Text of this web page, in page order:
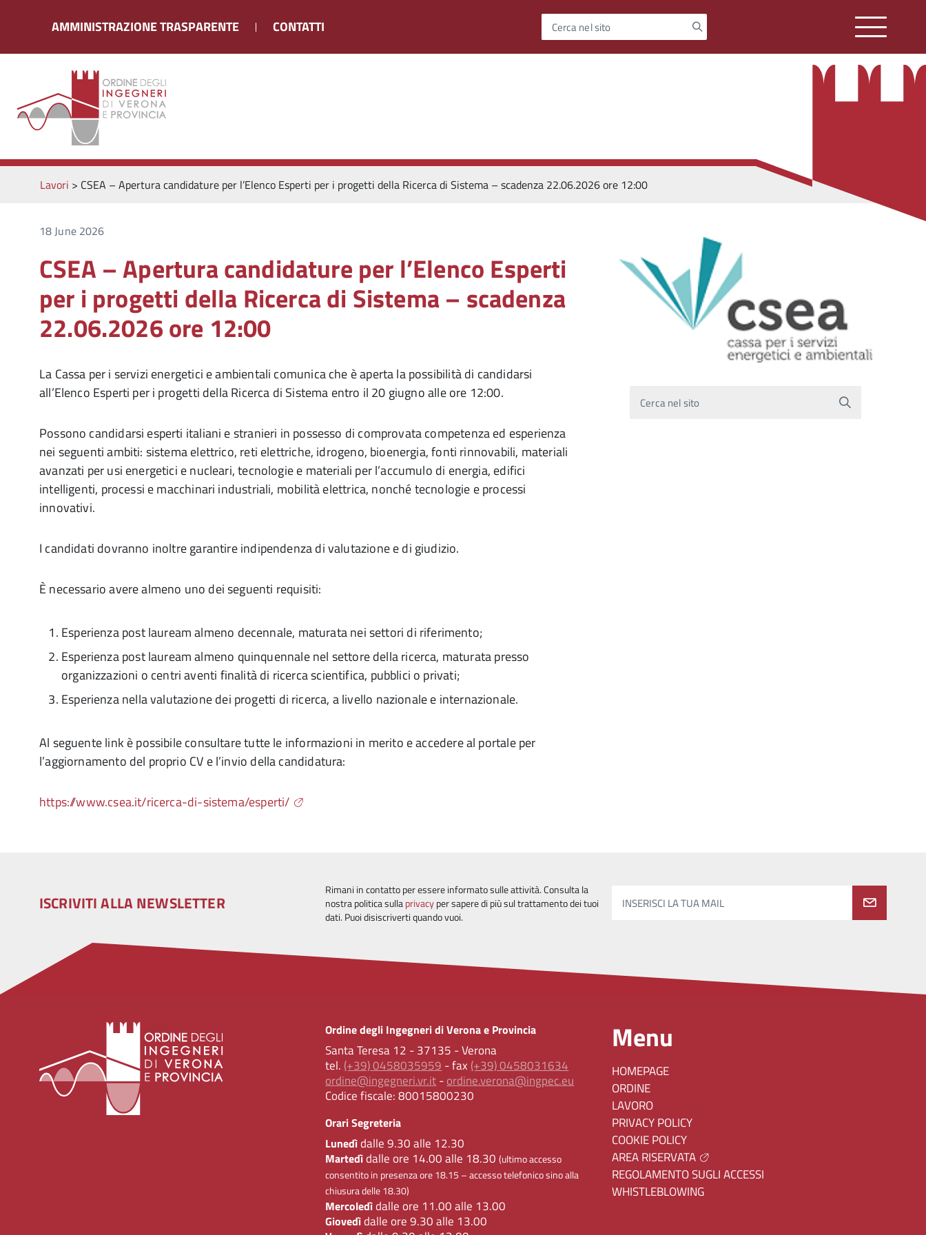
AMMINISTRAZIONE TRASPARENTE CONTATTI Cerca nel sito
Lavori > CSEA – Apertura candidature per l’Elenco Esperti per i progetti della Ricerca di Sistema – scadenza 22.06.2026 ore 12:00
18 June 2026
CSEA – Apertura candidature per l’Elenco Esperti
per i progetti della Ricerca di Sistema – scadenza
22.06.2026 ore 12:00
La Cassa per i servizi energetici e ambientali comunica che è aperta la possibilità di candidarsi
all’Elenco Esperti per i progetti della Ricerca di Sistema entro il 20 giugno alle ore 12:00.
Possono candidarsi esperti italiani e stranieri in possesso di comprovata competenza ed esperienza
nei seguenti ambiti: sistema elettrico, reti elettriche, idrogeno, bioenergia, fonti rinnovabili, materiali
avanzati per usi energetici e nucleari, tecnologie e materiali per l’accumulo di energia, edifici
intelligenti, processi e macchinari industriali, mobilità elettrica, nonché tecnologie e processi
innovativi.
I candidati dovranno inoltre garantire indipendenza di valutazione e di giudizio.
È necessario avere almeno uno dei seguenti requisiti:
Esperienza post lauream almeno decennale, maturata nei settori di riferimento;
Esperienza post lauream almeno quinquennale nel settore della ricerca, maturata presso
organizzazioni o centri aventi finalità di ricerca scientifica, pubblici o privati;
Esperienza nella valutazione dei progetti di ricerca, a livello nazionale e internazionale.
Al seguente link è possibile consultare tutte le informazioni in merito e accedere al portale per
l’aggiornamento del proprio CV e l’invio della candidatura:
https://www.csea.it/ricerca-di-sistema/esperti/
Cerca nel sito
ISCRIVITI ALLA NEWSLETTER
Rimani in contatto per essere informato sulle attività. Consulta la
nostra politica sullaprivacyper sapere di più sul trattamento dei tuoi
dati. Puoi disiscriverti quando vuoi.
INSERISCI LA TUA MAIL
Ordine degli Ingegneri di Verona e Provincia
Santa Teresa 12 - 37135 - Verona
tel. (+39) 0458035959 - fax (+39) 0458031634
ordine@ingegneri.vr.it-ordine.verona@ingpec.eu
Codice fiscale:80015800230
Orari Segreteria
Lunedìdalle 9.30 alle 12.30
Martedìdalle ore 14.00 alle 18.30(ultimo accesso
consentito in presenza ore 18.15 – accesso telefonico sino alla
chiusura delle 18.30)
Mercoledìdalle ore 11.00 alle 13.00
Giovedìdalle ore 9.30 alle 13.00
Menu
HOMEPAGE
ORDINE
LAVORO
PRIVACY POLICY
COOKIE POLICY
AREA RISERVATA
REGOLAMENTO SUGLI ACCESSI
WHISTLEBLOWING